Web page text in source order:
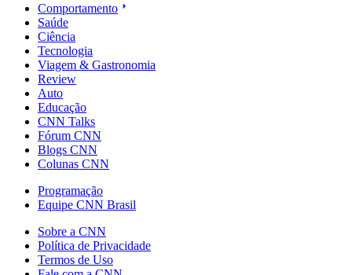
Comportamento
Saúde
Ciência
Tecnologia
Viagem & Gastronomia
Review
Auto
Educação
CNN Talks
Fórum CNN
Blogs CNN
Colunas CNN
Programação
Equipe CNN Brasil
Sobre a CNN
Política de Privacidade
Termos de Uso